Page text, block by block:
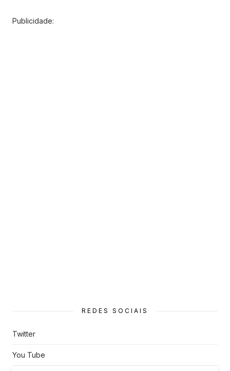
Publicidade:
REDES SOCIAIS
Twitter
You Tube